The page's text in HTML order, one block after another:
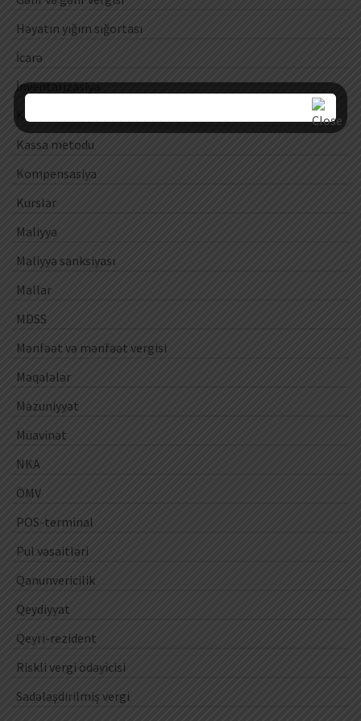
Həyatın yığım sığortası
İcarə
İnventarizasiya
Kassa əməliyyatları
Kassa metodu
Kompensasiya
Kurslar
Maliyyə
Maliyyə sanksiyası
Mallar
MDSS
Mənfəət və mənfəət vergisi
Məqalələr
Məzuniyyət
Müavinət
NKA
ÖMV
POS-terminal
Pul vəsaitləri
Qanunvericilik
Qeydiyyat
Qeyri-rezident
Riskli vergi ödəyicisi
Sadələşdirilmiş vergi